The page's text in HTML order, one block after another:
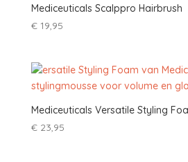
Mediceuticals Scalppro Hairbrush
€19,95
Mediceuticals Versatile Styling
€23,95